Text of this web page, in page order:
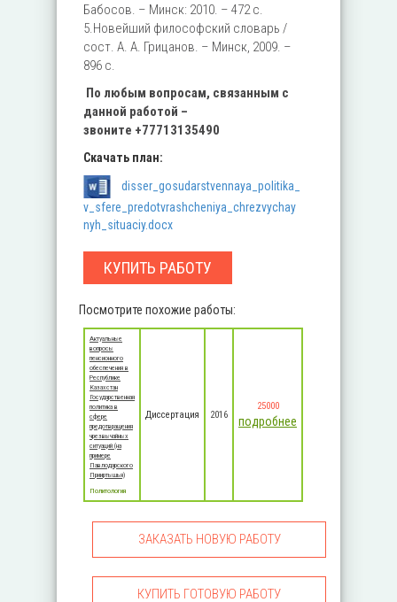
Бабосов. – Минск: 2010. – 472 с.
5.Новейший философский словарь /
сост. А. А. Грицанов. – Минск, 2009. –
896 с.
По любым вопросам, связанным с
данной работой –
звоните +77713135490
Скачать план:
disser_gosudarstvennaya_politika_
v_sfere_predotvrashcheniya_chrezvychay
nyh_situaciy.docx
КУПИТЬ РАБОТУ
Посмотрите похожие работы:
Актуальные
вопросы
пенсионного
обеспечения в
Республике
Казахстан
Государственная
политика в
сфере
предотвращения
чрезвычайных
ситуаций (на
примере
Павлодарского
Прииртышья)
Политология
Диссертация 2016
25000
подробнее
ЗАКАЗАТЬ НОВУЮ РАБОТУ
КУПИТЬ ГОТОВУЮ РАБОТУ